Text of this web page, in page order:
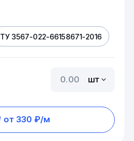
ТУ 3567-022-66158671-2016
шт
от 330 ₽/м